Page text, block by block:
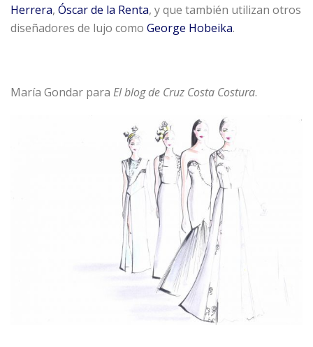
Herrera, Óscar de la Renta, y que también utilizan otros
diseñadores de lujo como George Hobeika.
María Gondar para El blog de Cruz Costa Costura.